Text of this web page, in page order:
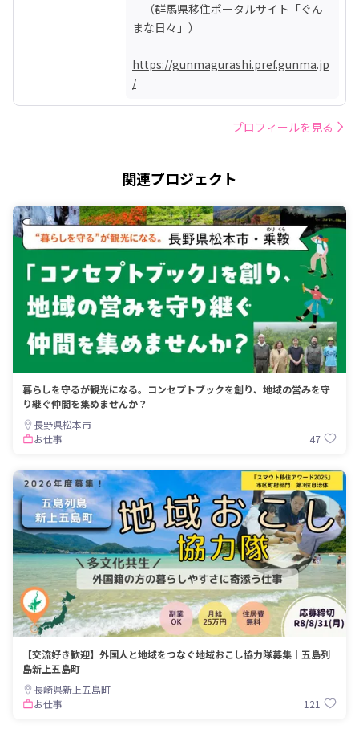
（群馬県移住ポータルサイト「ぐん
まな日々」）
https://gunmagurashi.pref.gunma.jp
/
プロフィールを見る
関連プロジェクト
暮らしを守るが観光になる。コンセプトブックを創り、地域の営みを守
り継ぐ仲間を集めませんか？
長野県松本市
お仕事
47
【交流好き歓迎】外国人と地域をつなぐ地域おこし協力隊募集｜五島列
島新上五島町
長崎県新上五島町
お仕事
121